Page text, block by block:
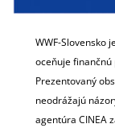
WWF-Slovensko
oceňuje finančnú
Prezentovaný
neodrážajú
agentúra CINEA